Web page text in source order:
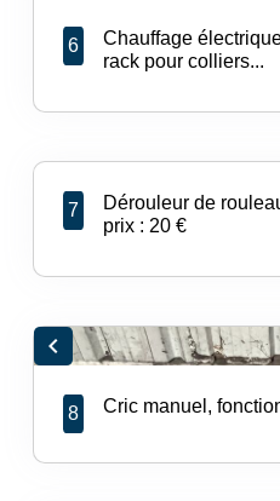
6
Chauffage
rack pour colliers...
7
Dérouleur de
prix : 20 €
chevron_left
8 Cric manuel,